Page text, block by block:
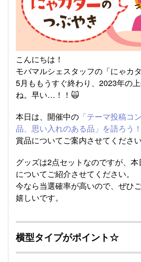
こんにちは！
モバマルシェスタッフの「にゃカ
5月ももうすぐ終わり、2023年の
ね。早い…！！🙀
本日は、開催中の 「テーマ投稿コ
品、思い入れのある品」を語ろう！
賞品についてご案内させてください
グッズは2点セットなのですが、
についてご紹介させてください。
今なら当選確率が高いので、ぜひ
嬉しいです。
横型タイプがポイント☆